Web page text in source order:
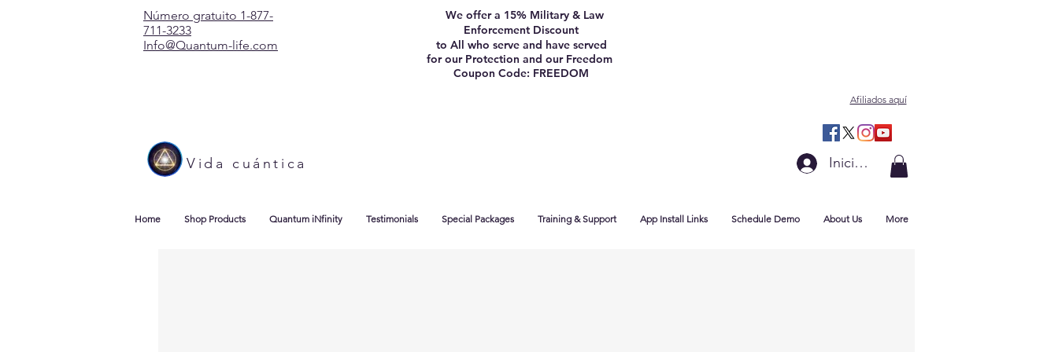
Número gratuito 1-877-
711-3233
Info@Quantum-life.com
We offer a 15% Military & Law
Enforcement Discount
to All who serve and have served
for our Protection and our Freedom
Coupon Code: FREEDOM
Afiliados aquí
Vida cuántica Iniciar sesión
Home Shop Products Quantum iNfinity Testimonials Special Packages Training & Support App Install Links Schedule Demo About Us More